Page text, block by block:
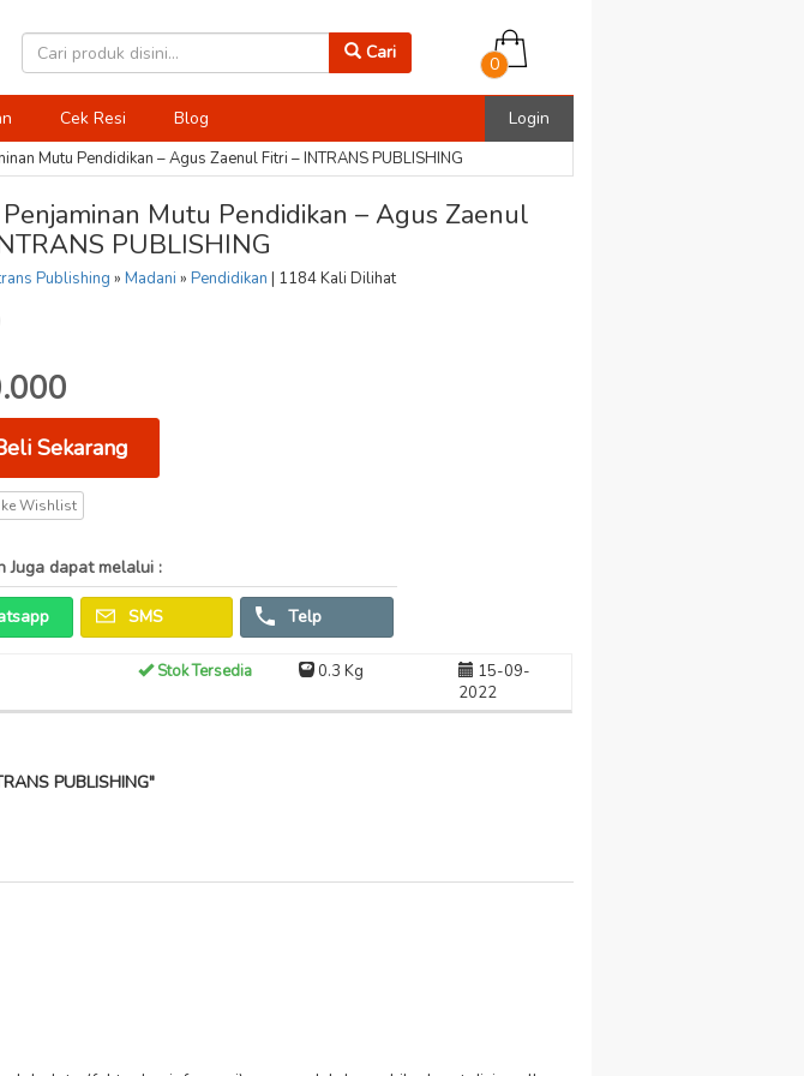
Cari
0
Cek Resi Blog Login
Mutu Pendidikan – Agus Zaenul Fitri – INTRANS PUBLISHING
Mutu Pendidikan – Agus Zaenul
PUBLISHING
Publishing » Madani » Pendidikan | 1184 Kali Dilihat
Sekarang
Wishlist
Juga dapat melalui :
SMS Telp
Stok Tersedia 0.3 Kg
15-09-
2022
PUBLISHING"